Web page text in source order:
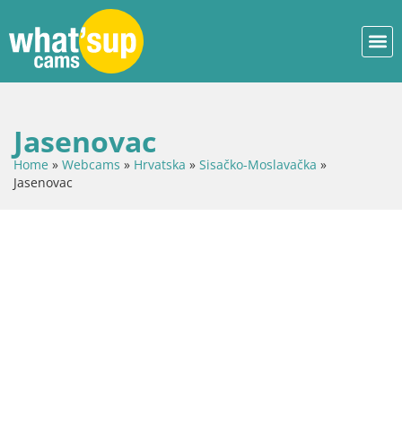
Jasenovac
Home » Webcams » Hrvatska » Sisačko-Moslavačka »
Jasenovac